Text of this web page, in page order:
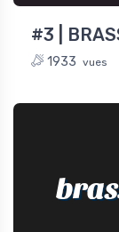
#3 |
1933 vues